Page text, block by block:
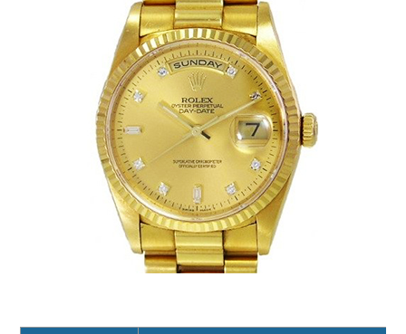
明石店へ電話で問い合わせる